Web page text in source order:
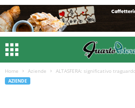
Home Aziende ALTASFERA: significativo
AZIENDE